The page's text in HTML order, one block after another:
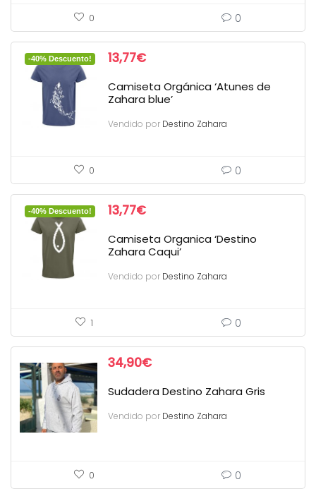
0 0
-40% Descuento! 13,77€
Camiseta Orgánica ‘Atunes de
Zahara blue’
Vendido por Destino Zahara
0 0
-40% Descuento! 13,77€
Camiseta Organica ‘Destino
Zahara Caqui’
Vendido por Destino Zahara
1 0
34,90€
Sudadera Destino Zahara Gris
Vendido por Destino Zahara
0 0